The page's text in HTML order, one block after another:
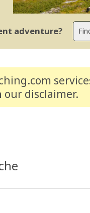
adventure?
our disclaimer.